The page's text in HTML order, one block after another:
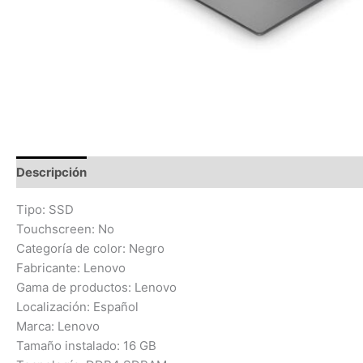
Descripción
Tipo: SSD
Touchscreen: No
Categoría de color: Negro
Fabricante: Lenovo
Gama de productos: Lenovo
Localización: Español
Marca: Lenovo
Tamaño instalado: 16 GB